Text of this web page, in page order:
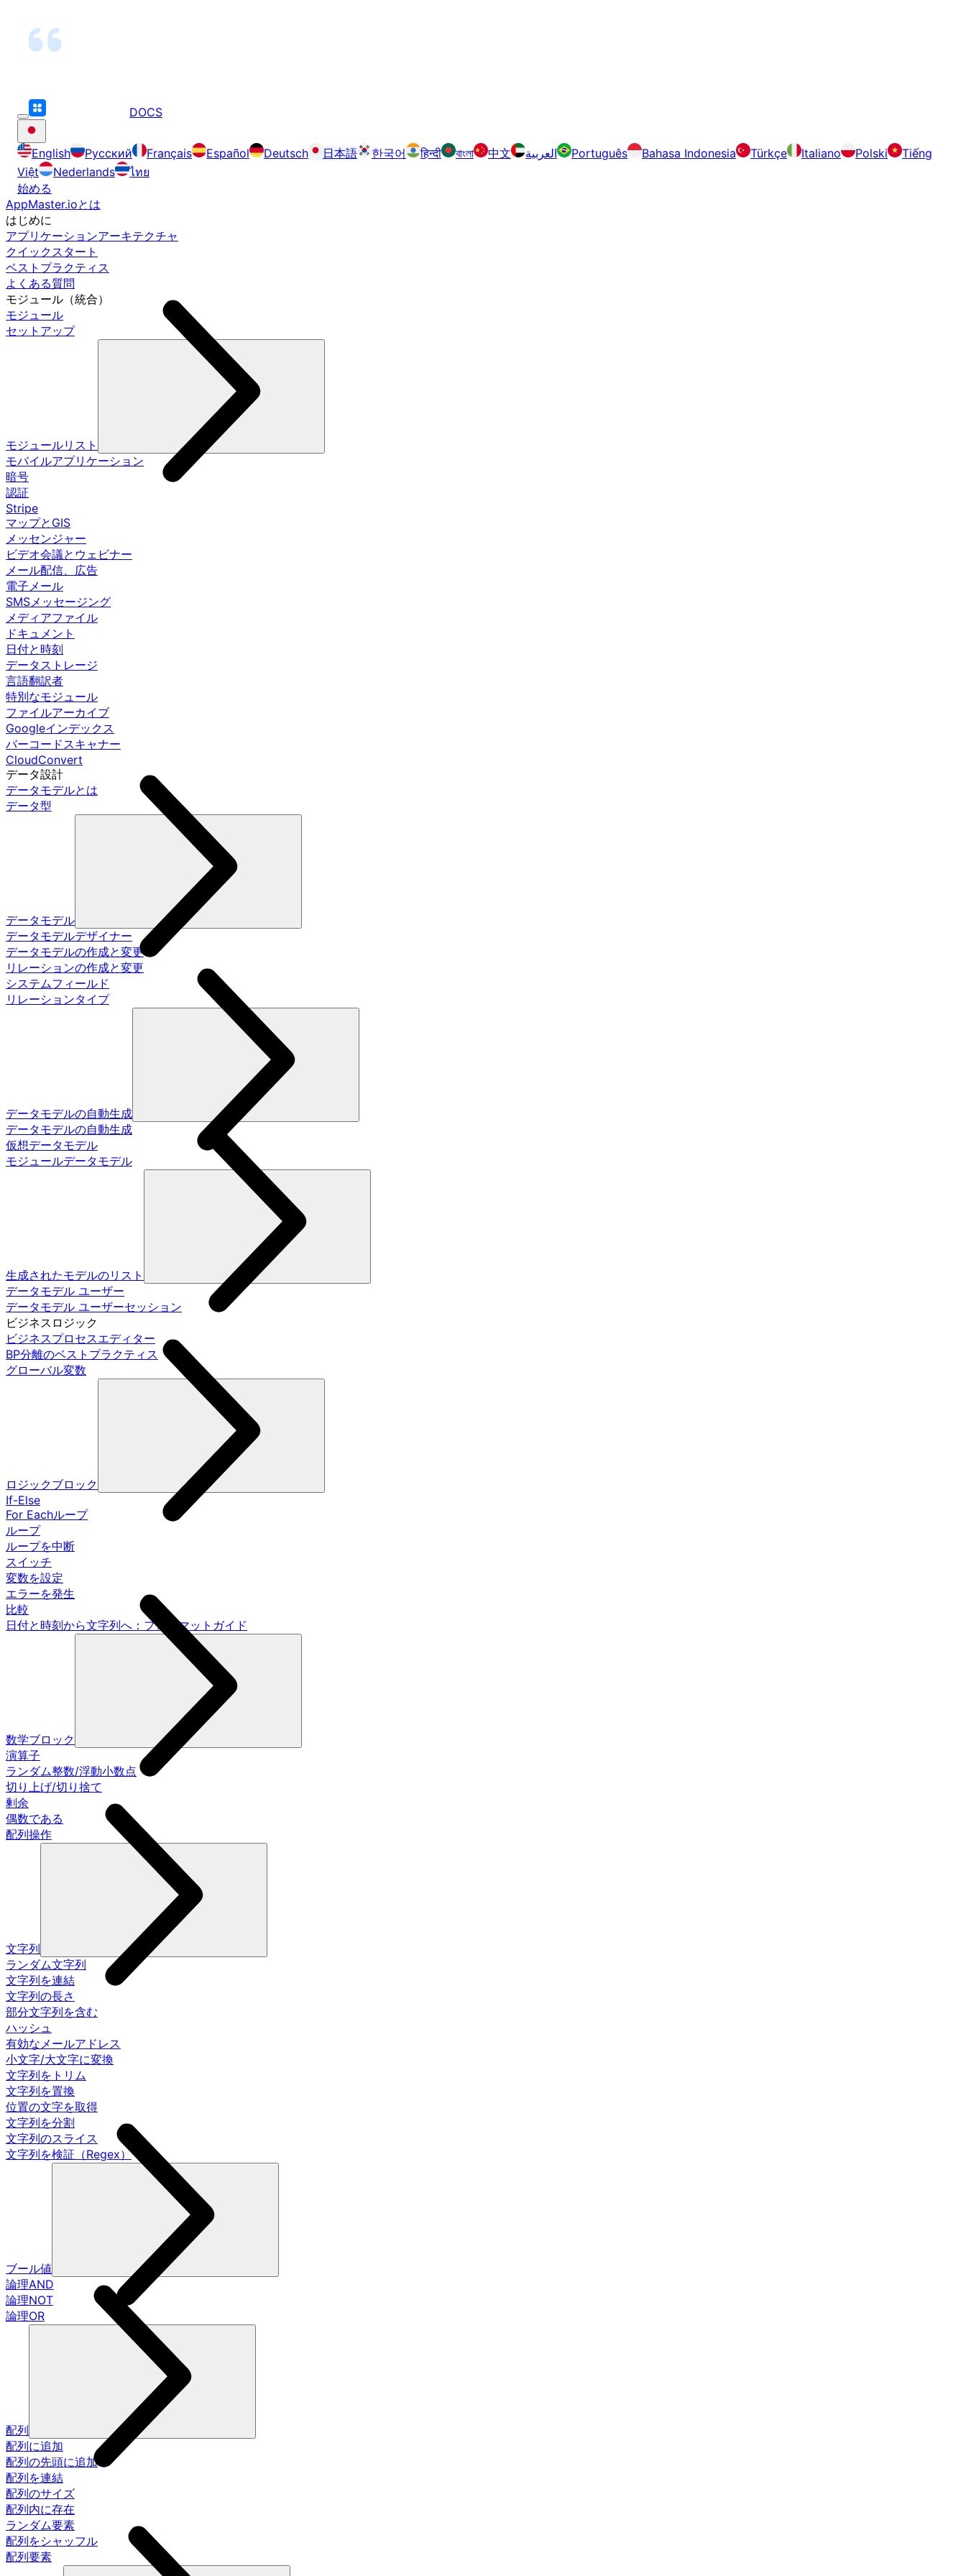
DOCS
English Русский Français Español Deutsch 日本語 한국어 हिन्दी বাংলা 中文 العربية Português Bahasa Indonesia Türkçe Italiano Polski
Tiếng
Việt
Nederlands
ไทย
始める
AppMaster.ioとは
はじめに
アプリケーションアーキテクチャ
クイックスタート
ベストプラクティス
よくある質問
モジュール（統合）
モジュール
セットアップ
モジュールリスト
モバイルアプリケーション
暗号
認証
Stripe
マップとGIS
メッセンジャー
ビデオ会議とウェビナー
メール配信、広告
電子メール
SMSメッセージング
メディアファイル
ドキュメント
日付と時刻
データストレージ
言語翻訳者
特別なモジュール
ファイルアーカイブ
Googleインデックス
バーコードスキャナー
CloudConvert
データ設計
データモデルとは
データ型
データモデル
データモデルデザイナー
データモデルの作成と変更
リレーションの作成と変更
システムフィールド
リレーションタイプ
データモデルの自動生成
データモデルの自動生成
仮想データモデル
モジュールデータモデル
生成されたモデルのリスト
データモデル ユーザー
データモデル ユーザーセッション
ビジネスロジック
ビジネスプロセスエディター
BP分離のベストプラクティス
グローバル変数
ロジックブロック
If-Else
For Eachループ
ループ
ループを中断
スイッチ
変数を設定
エラーを発生
比較
日付と時刻から文字列へ：フォーマットガイド
数学ブロック
演算子
ランダム整数/浮動小数点
切り上げ/切り捨て
剰余
偶数である
配列操作
文字列
ランダム文字列
文字列を連結
文字列の長さ
部分文字列を含む
ハッシュ
有効なメールアドレス
小文字/大文字に変換
文字列をトリム
文字列を置換
位置の文字を取得
文字列を分割
文字列のスライス
文字列を検証（Regex）
ブール値
論理AND
論理NOT
論理OR
配列
配列に追加
配列の先頭に追加
配列を連結
配列のサイズ
配列内に存在
ランダム要素
配列をシャッフル
配列要素